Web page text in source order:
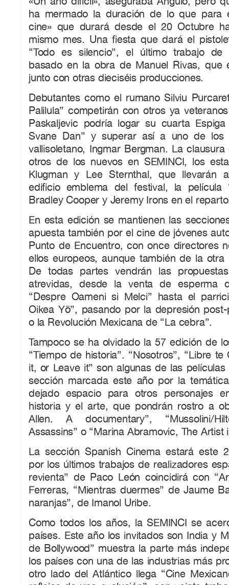
ha mermado la duración de lo que para
cine» que durará desde el 20 Octubre
mismo mes. Una fiesta que dará el
“Todo es silencio”, el último trabajo de
basado en la obra de Manuel Rivas, que
junto con otras dieciséis producciones.
Debutantes como el rumano Silviu
Palilula” competirán con otros ya
Paskaljevic podría logar su cuarta
Svane Dan” y superar así a uno de los
vallisoletano, Ingmar Bergman. La
otros de los nuevos en SEMINCI, los
Klugman y Lee Sternthal, que llevarán
edificio emblema del festival, la película
Bradley Cooper y Jeremy Irons en el
En esta edición se mantienen las
apuesta también por el cine de jóvenes
Punto de Encuentro, con once directores
ellos europeos, aunque también de la
De todas partes vendrán las
atrevidas, desde la venta de esperma
“Despre Oameni si Melci” hasta el
Oikea Yö”, pasando por la depresión post-
o la Revolución Mexicana de “La cebra”.
Tampoco se ha olvidado la 57 edición de
“Tiempo de historia”. “Nosotros”, “Libre te
it, or Leave it” son algunas de las
sección marcada este año por la
dejado espacio para otros personajes
historia y el arte, que pondrán rostro a
Allen. A documentary”, “Mussolini/
Assassins” o “Marina Abramovic, The Artist
La sección Spanish Cinema estará este
por los últimos trabajos de realizadores
revienta” de Paco León coincidirá con
Ferreras, “Mientras duermes” de Jaume
naranjas”, de Imanol Uribe.
Como todos los años, la SEMINCI se
países. Este año los invitados son India y
de Bollywood” muestra la parte más
los países con una de las industrias más
otro lado del Atlántico llega “Cine